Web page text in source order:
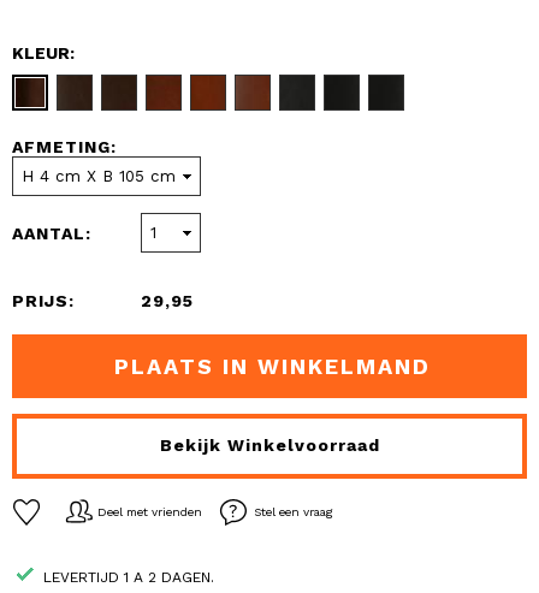
KLEUR:
AFMETING:
AANTAL:
PRIJS: 29,95
PLAATS IN WINKELMAND
Bekijk Winkelvoorraad
Deel met vrienden Stel een vraag
LEVERTIJD 1 A 2 DAGEN.